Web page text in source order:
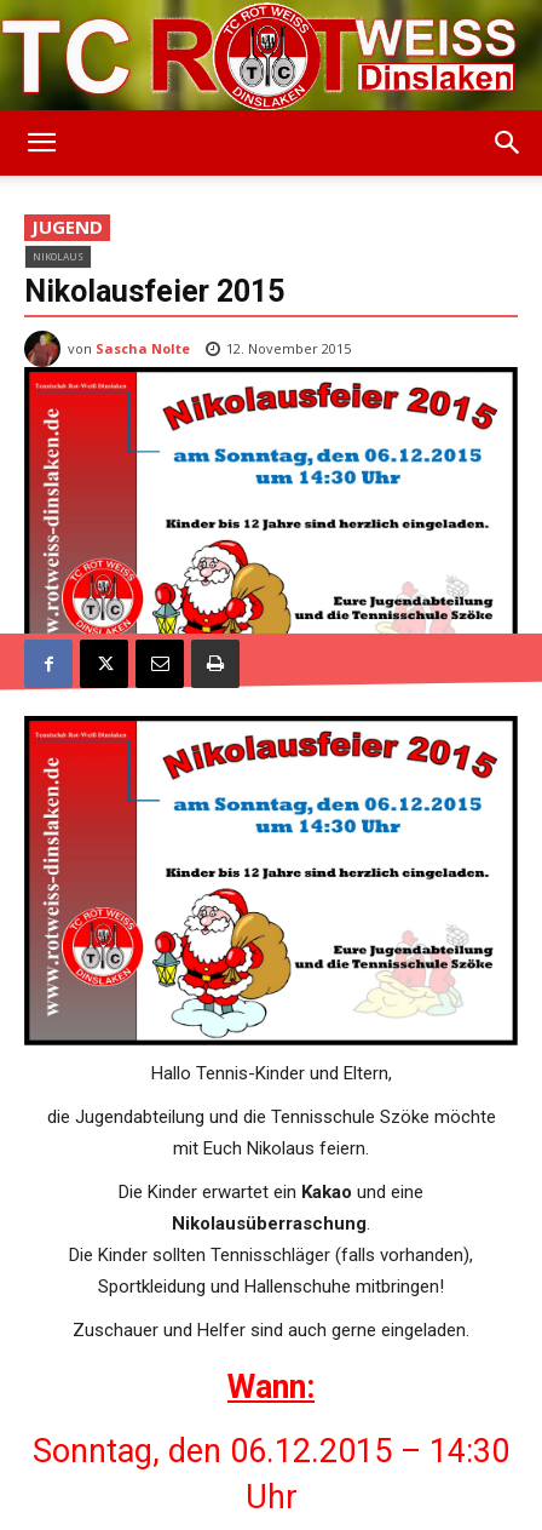
Dinslaken
JUGEND
NIKOLAUS
Nikolausfeier 2015
von Sascha Nolte 12. November 2015
Hallo Tennis-Kinder und Eltern,
die Jugendabteilung und die Tennisschule Szöke möchte
mit Euch Nikolaus feiern.
Die Kinder erwartet ein Kakao und eine
Nikolausüberraschung.
Die Kinder sollten Tennisschläger (falls vorhanden),
Sportkleidung und Hallenschuhe mitbringen!
Zuschauer und Helfer sind auch gerne eingeladen.
Wann:
Sonntag, den 06.12.2015 – 14:30
Uhr